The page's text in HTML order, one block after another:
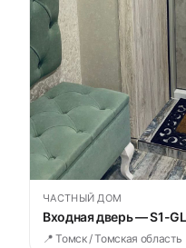
ЧАСТНЫЙ ДОМ
Входная дверь — S1-
📍 Томск / Томская область